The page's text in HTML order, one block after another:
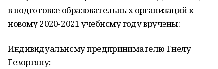
в подготовке образовательных организаций к
новому 2020-2021 учебному году вручены:
Индивидуальному предпринимателю Гнелу
Геворгяну;